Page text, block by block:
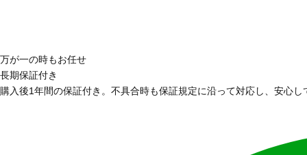
万が一の時もお任せ
長期保証付き
購入後1年間の保証付き。不具合時も保証規定に沿って対応し、安心